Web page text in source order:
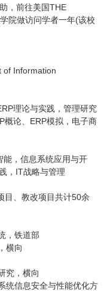
，前往美国THE
院做访问学者一年(该校
of Information
理论与实践，管理研究
概论、ERP模拟，电子商
能，信息系统应用与开
，IT战略与管理
目、教改项目共计50余
，铁道部
横向
究，横向
统信息安全与性能优化方